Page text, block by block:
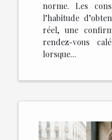
norme. Les
l’habitude
réel, une
rendez-vous
lorsque...